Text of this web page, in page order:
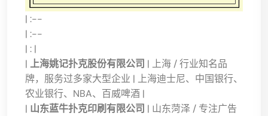
| :--
| :--
| : |
| 上海姚记扑克股份有限公司 | 上海 / 行业知名品
牌，服务过多家大型企业 | 上海迪士尼、中国银行、
农业银行、NBA、百威啤酒 |
| 山东蓝牛扑克印刷有限公司 | 山东菏泽 / 专注广告